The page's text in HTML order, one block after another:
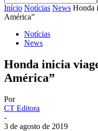
Início Notícias News Honda
América”
Notícias
News
Honda inicia
América”
Por
CT Editora
-
3 de agosto de 2019